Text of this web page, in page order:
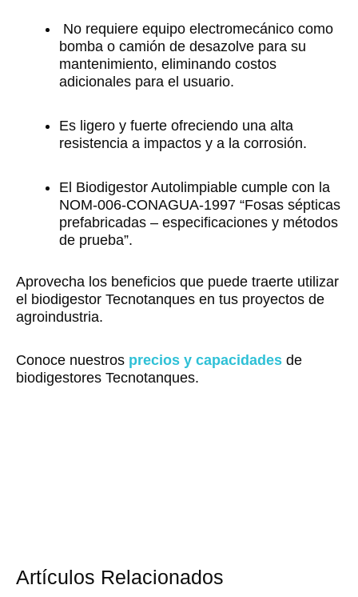
No requiere equipo electromecánico como
bomba o camión de desazolve para su
mantenimiento, eliminando costos
adicionales para el usuario.
Es ligero y fuerte ofreciendo una alta
resistencia a impactos y a la corrosión.
El Biodigestor Autolimpiable cumple con la
NOM-006-CONAGUA-1997 “Fosas sépticas
prefabricadas – especificaciones y métodos
de prueba”.
Aprovecha los beneficios que puede traerte utilizar
el biodigestor Tecnotanques en tus proyectos de
agroindustria.
Conoce nuestros precios y capacidades de
biodigestores Tecnotanques.
Artículos Relacionados